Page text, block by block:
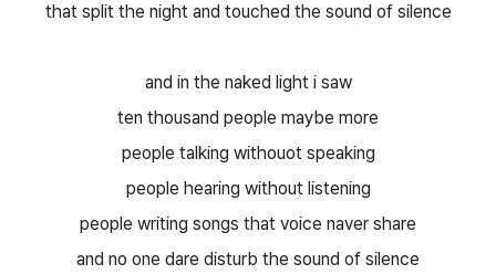
that split the night and touched the sound of silence
and in the naked light i saw
ten thousand people maybe more
people talking withouot speaking
people hearing without listening
people writing songs that voice naver share
and no one dare disturb the sound of silence